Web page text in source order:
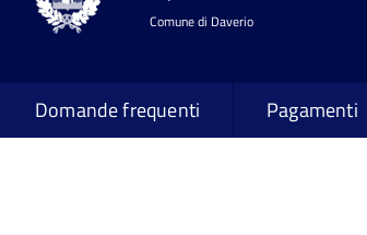
Comune di Daverio
Domande frequenti Pagamenti